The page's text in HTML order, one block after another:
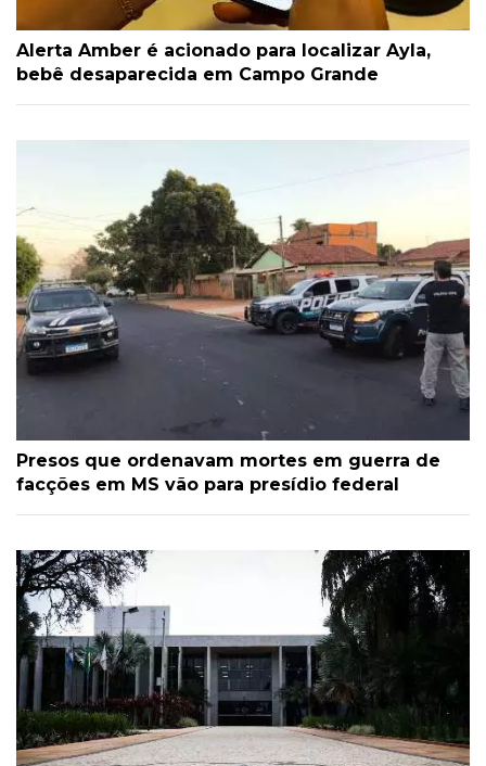
Alerta Amber é acionado para localizar Ayla,
bebê desaparecida em Campo Grande
Presos que ordenavam mortes em guerra de
facções em MS vão para presídio federal